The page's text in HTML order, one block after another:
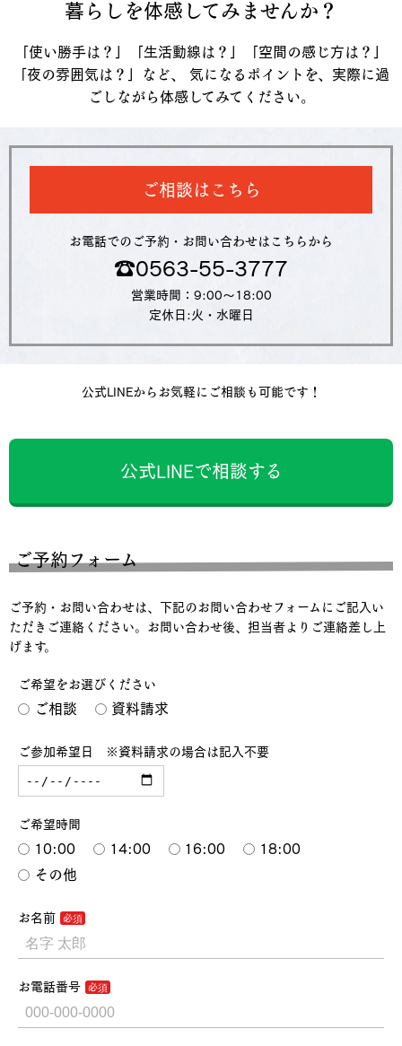
暮らしを体感してみませんか？
「使い勝手は？」「生活動線は？」「空間の感じ方は？」
「夜の雰囲気は？」など、 気になるポイントを、実際に過
ごしながら体感してみてください。
ご相談はこちら
お電話でのご予約・お問い合わせはこちらから
☎︎0563-55-3777
営業時間：9:00～18:00
定休日:火・水曜日
公式LINEからお気軽にご相談も可能です！
公式LINEで相談する
ご予約フォーム
ご予約・お問い合わせは、下記のお問い合わせフォームにご記入い
ただきご連絡ください。お問い合わせ後、担当者よりご連絡差し上
げます。
ご希望をお選びください
ご相談 資料請求
ご参加希望日 ※資料請求の場合は記入不要
ご希望時間
10:00 14:00 16:00
18:00
その他
お名前
お電話番号